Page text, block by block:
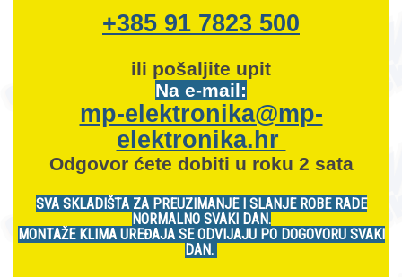
+385 91 7823 500
ili pošaljite upit
Na e-mail:
mp-elektronika@mp-
elektronika.hr
Odgovor ćete dobiti u roku 2 sata
SVA SKLADIŠTA ZA PREUZIMANJE I SLANJE ROBE RADE
NORMALNO SVAKI DAN.
MONTAŽE KLIMA UREĐAJA SE ODVIJAJU PO DOGOVORU SVAKI
DAN.